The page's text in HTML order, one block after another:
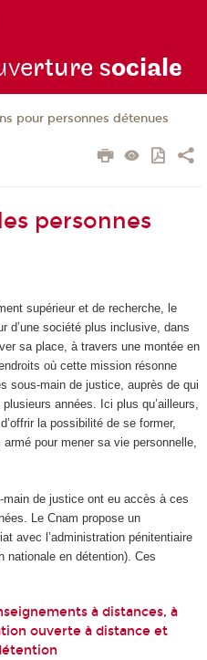
rture sociale
pour personnes détenues
personnes
supérieur et de recherche, le
d’une société plus inclusive, dans
sa place, à travers une montée en
où cette mission résonne
sous-main de justice, auprès de qui
années. Ici plus qu’ailleurs,
la possibilité de se former,
armé pour mener sa vie personnelle,
de justice ont eu accès à ces
Le Cnam propose un
avec l’administration pénitentiaire
nationale en détention). Ces
à distances, à
ouverte à distance et